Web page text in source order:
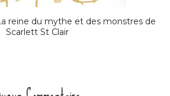
reine du mythe et des monstres de
Scarlett St Clair